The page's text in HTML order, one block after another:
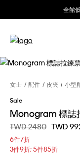
全館
女士 配件 皮夾 + 小型
Sale
Monogram 標誌
價格扣減從
TWD 2480 至
TWD
6件7折
3件9折; 5件85折